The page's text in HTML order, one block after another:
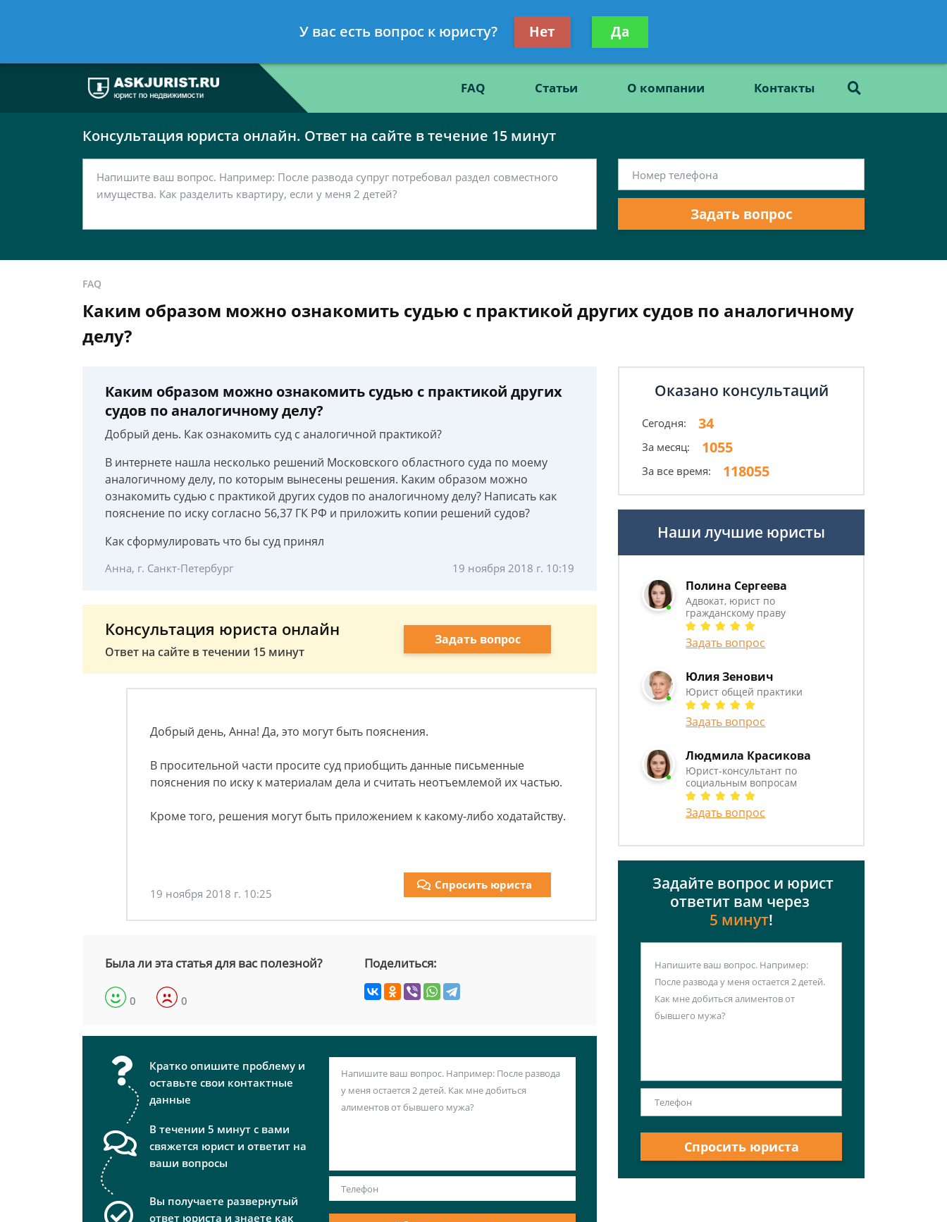
7 812 467-37-86
Получите консультацию
бесплатно
FAQ Статьи О компании Контакты
Консультация юриста онлайн. Ответ на сайте в течение 15 минут
Задать вопрос
FAQ
Каким образом можно ознакомить судью с практикой других судов по аналогичному
делу?
Каким образом можно ознакомить судью с практикой других
судов по аналогичному делу?
Добрый день. Как ознакомить суд с аналогичной практикой?
В интернете нашла несколько решений Московского областного суда по моему
аналогичному делу, по которым вынесены решения. Каким образом можно
ознакомить судью с практикой других судов по аналогичному делу? Написать как
пояснение по иску согласно 56,37 ГК РФ и приложить копии решений судов?
Как сформулировать что бы суд принял
Анна, г. Санкт-Петербург 19 ноября 2018 г. 10:19
Консультация юриста онлайн
Ответ на сайте в течении 15 минут
Задать вопрос
Добрый день, Анна! Да, это могут быть пояснения.
В просительной части просите суд приобщить данные письменные
пояснения по иску к материалам дела и считать неотъемлемой их частью.
Кроме того, решения могут быть приложением к какому-либо ходатайству.
19 ноября 2018 г. 10:25
Спросить юриста
Была ли эта статья для вас полезной?
0 0
Поделиться:
Кратко опишите проблему и
оставьте свои контактные
данные
В течении 5 минут с вами
свяжется юрист и ответит на
ваши вопросы
Вы получаете развернутый
ответ юриста и знаете как
Оказано консультаций
Сегодня: 34
За месяц: 1055
За все время: 118055
Наши лучшие юристы
Полина Сергеева
Адвокат, юрист по
гражданскому праву
Задать вопрос
Юлия Зенович
Юрист общей практики
Задать вопрос
Людмила Красикова
Юрист-консультант по
социальным вопросам
Задать вопрос
Задайте вопрос и юрист
ответит вам через
5 минут!
Спросить юриста
У вас есть вопрос к юристу? Нет Да